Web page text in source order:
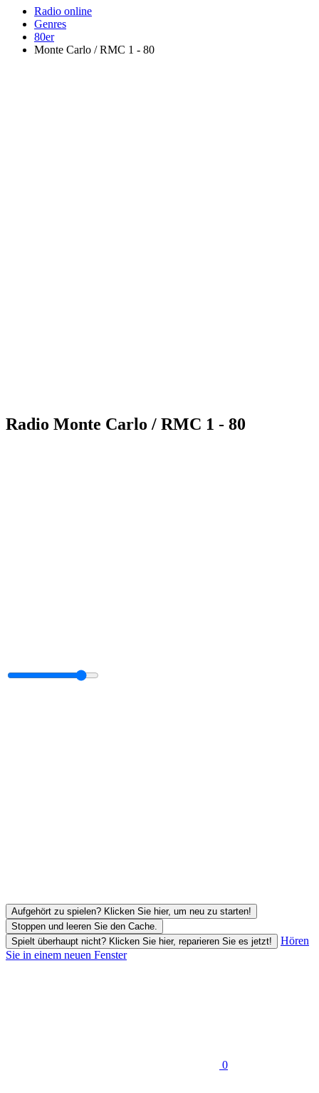
Radio online
Genres
80er
Monte Carlo / RMC 1 - 80
Radio Monte Carlo / RMC 1 - 80
Aufgehört zu spielen? Klicken Sie hier, um neu zu starten!
Stoppen und leeren Sie den Cache.
Spielt überhaupt nicht? Klicken Sie hier, reparieren Sie es jetzt!
Hören
Sie in einem neuen Fenster
0